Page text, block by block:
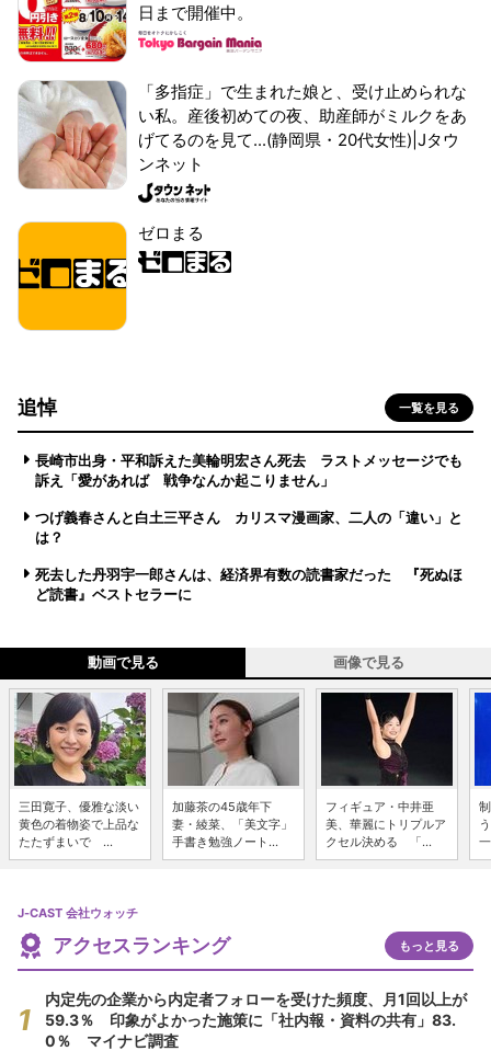
日まで開催中。
「多指症」で生まれた娘と、受け止められな
い私。産後初めての夜、助産師がミルクをあ
げてるのを見て...(静岡県・20代女性)|Jタウ
ンネット
ゼロまる
追悼 一覧を見る
長崎市出身・平和訴えた美輪明宏さん死去 ラストメッセージでも
訴え「愛があれば 戦争なんか起こりません」
つげ義春さんと白土三平さん カリスマ漫画家、二人の「違い」と
は？
死去した丹羽宇一郎さんは、経済界有数の読書家だった 『死ぬほ
ど読書』ベストセラーに
動画で見る 画像で見る
三田寛子、優雅な淡い
黄色の着物姿で上品な
たたずまいで ...
加藤茶の45歳年下
妻・綾菜、「美文字」
手書き勉強ノート...
フィギュア・中井亜
美、華麗にトリプルア
クセル決める 「...
J-CAST 会社ウォッチ
アクセスランキング もっと見る
内定先の企業から内定者フォローを受けた頻度、月1回以上が
59.3％ 印象がよかった施策に「社内報・資料の共有」83.
0％ マイナビ調査